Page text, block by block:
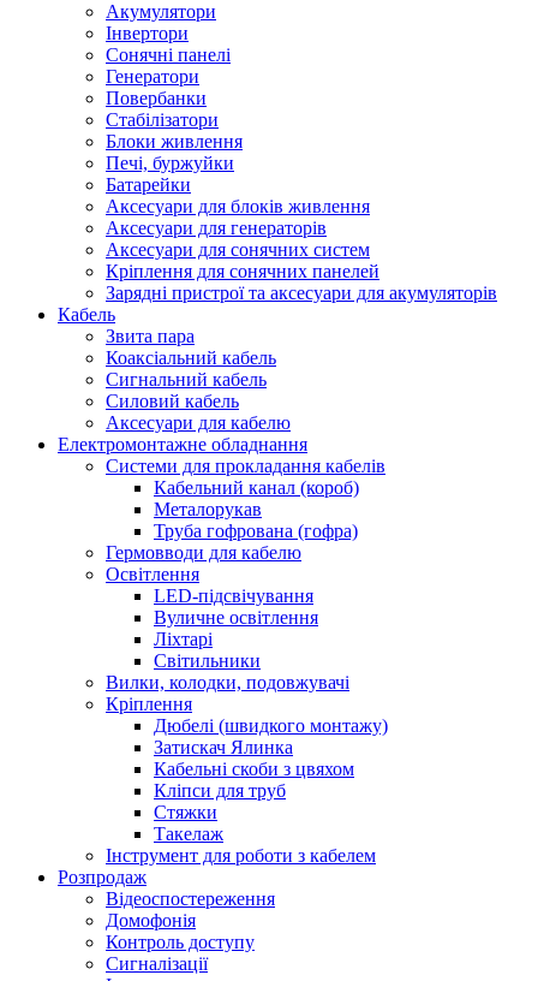
Акумулятори
Інвертори
Сонячні панелі
Генератори
Повербанки
Стабілізатори
Блоки живлення
Печі, буржуйки
Батарейки
Аксесуари для блоків живлення
Аксесуари для генераторів
Аксесуари для сонячних систем
Кріплення для сонячних панелей
Зарядні пристрої та аксесуари для акумуляторів
Кабель
Звита пара
Коаксіальний кабель
Сигнальний кабель
Силовий кабель
Аксесуари для кабелю
Електромонтажне обладнання
Системи для прокладання кабелів
Кабельний канал (короб)
Металорукав
Труба гофрована (гофра)
Гермовводи для кабелю
Освітлення
LED-підсвічування
Вуличне освітлення
Ліхтарі
Світильники
Вилки, колодки, подовжувачі
Кріплення
Дюбелі (швидкого монтажу)
Затискач Ялинка
Кабельні скоби з цвяхом
Кліпси для труб
Стяжки
Такелаж
Інструмент для роботи з кабелем
Розпродаж
Відеоспостереження
Домофонія
Контроль доступу
Сигналізації